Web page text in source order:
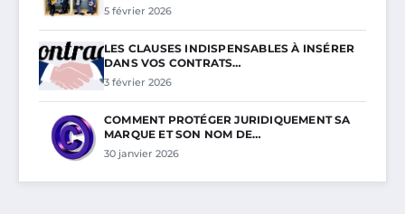
5 février 2026
LES CLAUSES INDISPENSABLES À INSÉRER
DANS VOS CONTRATS…
3 février 2026
COMMENT PROTÉGER JURIDIQUEMENT SA
MARQUE ET SON NOM DE…
30 janvier 2026